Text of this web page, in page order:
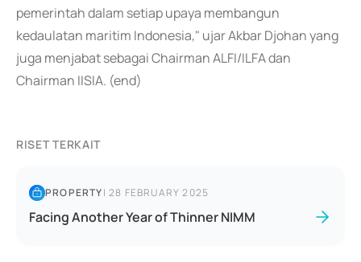
pemerintah dalam setiap upaya membangun
kedaulatan maritim Indonesia," ujar Akbar Djohan yang
juga menjabat sebagai Chairman ALFI/ILFA dan
Chairman IISIA. (end)
RISET TERKAIT
PROPERTY|28 FEBRUARY 2025
Facing Another Year of Thinner NIMM